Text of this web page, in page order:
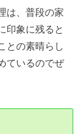
は、普段の家
印象に残ると
の素晴らし
ているのでぜ